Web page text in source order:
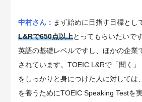
中村さん： まず始めに目指す目標とし
L&Rで650点以上とってもらいたいで
英語の基礎レベルですし、ほかの企業
されています。TOEIC L&Rで「聞く
をしっかりと身につけた人に対しては
を養うためにTOEIC Speaking Testを